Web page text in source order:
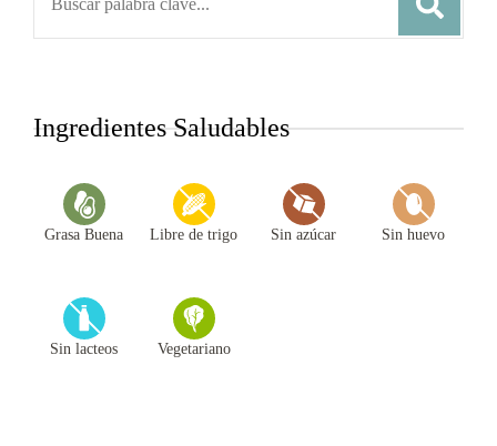
for:
Ingredientes Saludables
Grasa Buena Libre de trigo Sin azúcar Sin huevo
Sin lacteos Vegetariano